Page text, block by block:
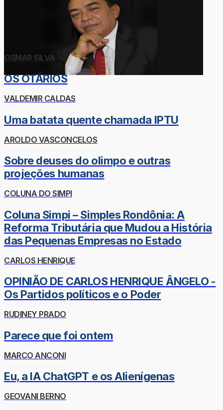
OSMAR SILVA
OS OTÁRIOS
VALDEMIR CALDAS
Uma batata quente chamada IPTU
AROLDO VASCONCELOS
Sobre deuses do olimpo e outras
projeções humanas
COLUNA DO SIMPI
Coluna Simpi – Simples Rondônia: A
Reforma Tributária que Mudou a História
das Pequenas Empresas no Estado
CARLOS HENRIQUE
OPINIÃO DE CARLOS HENRIQUE ÂNGELO -
Os Partidos políticos e o Poder
RUDINEY PRADO
Parece que foi ontem
MARCO ANCONI
Eu, a IA ChatGPT e os Alienígenas
GEOVANI BERNO